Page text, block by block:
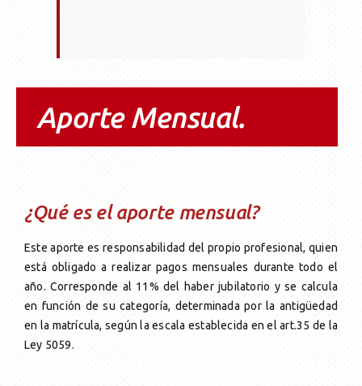
Aporte Mensual.
¿Qué es el aporte mensual?
Este aporte es responsabilidad del propio profesional, quien
está obligado a realizar pagos mensuales durante todo el
año. Corresponde al 11% del haber jubilatorio y se calcula
en función de su categoría, determinada por la antigüedad
en la matrícula, según la escala establecida en el art.35 de la
Ley 5059.